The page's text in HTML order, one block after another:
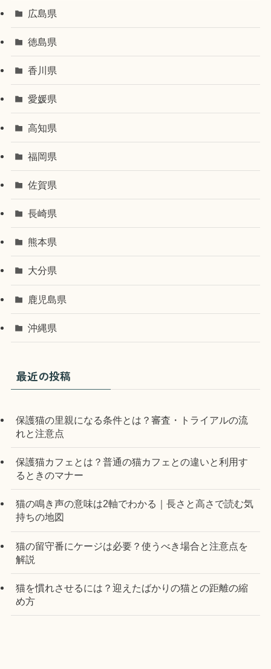
広島県
徳島県
香川県
愛媛県
高知県
福岡県
佐賀県
長崎県
熊本県
大分県
鹿児島県
沖縄県
最近の投稿
保護猫の里親になる条件とは？審査・トライアルの流
れと注意点
保護猫カフェとは？普通の猫カフェとの違いと利用す
るときのマナー
猫の鳴き声の意味は2軸でわかる｜長さと高さで読む気
持ちの地図
猫の留守番にケージは必要？使うべき場合と注意点を
解説
猫を慣れさせるには？迎えたばかりの猫との距離の縮
め方